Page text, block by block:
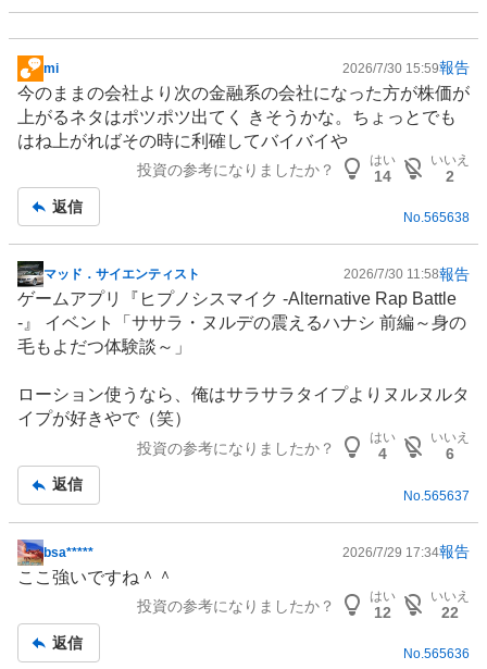
掲
示
板
記
mi 2026/7/30 15:59報告
今のままの会社より次の金融系の会社になった方が株価が
上がるネタはポツポツ出てく きそうかな。ちょっとでも
はね上がればその時に利確してバイバイや
投資の参考になりましたか？
はい
14
いいえ
2
返信
No.565638
掲
示
板
記
マッド．サイエンティスト 2026/7/30 11:58報告
ゲームアプリ『ヒプノシスマイク -Alternative Rap Battle
-』 イベント
「ササラ・ヌルデの震えるハナシ 前編～身の
毛もよだつ体験談～」
ローション使うなら、俺はサラサラタイプよりヌルヌルタ
イプが好きやで（笑）
投資の参考になりましたか？
はい
4
いいえ
6
返信
No. 565637
掲
示
事
bsa***** 2026/7/29 17:34報告
ここ強いですね＾＾
投資の参考になりましたか？
はい
12
いいえ
22
返信
No.565636